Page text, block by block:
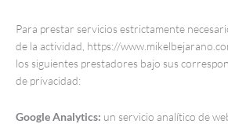
Para prestar servicios estrictamente
de la actividad, https://
los siguientes prestadores bajo sus
de privacidad:
Google Analytics: un servicio analítico de